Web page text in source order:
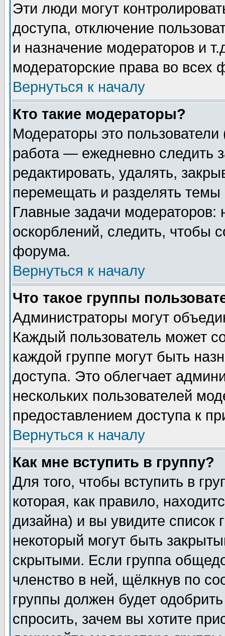
Эти люди могут
доступа, отключение
и назначение модераторов и
модераторские права во всех
Вернуться к началу
Кто такие модераторы?
Модераторы это
работа — ежедневно следить
редактировать, удалять,
перемещать и разделять
Главные задачи
оскорблений, следить, чтобы
форума.
Вернуться к началу
Что такое группы
Администраторы могут
Каждый пользователь может
каждой группе могут быть
доступа. Это облегчает
нескольких пользователей
предоставлением доступа к
Вернуться к началу
Как мне вступить в группу?
Для того, чтобы вступить в
которая, как правило,
дизайна) и вы увидите список
некоторый могут быть
скрытыми. Если группа
членство в ней, щёлкнув по
группы должен будет
спросить, зачем вы хотите